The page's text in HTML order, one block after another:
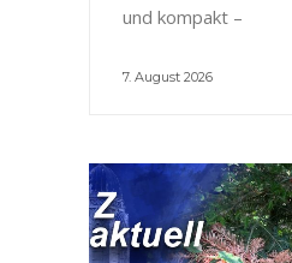
und kompakt –
7. August 2026